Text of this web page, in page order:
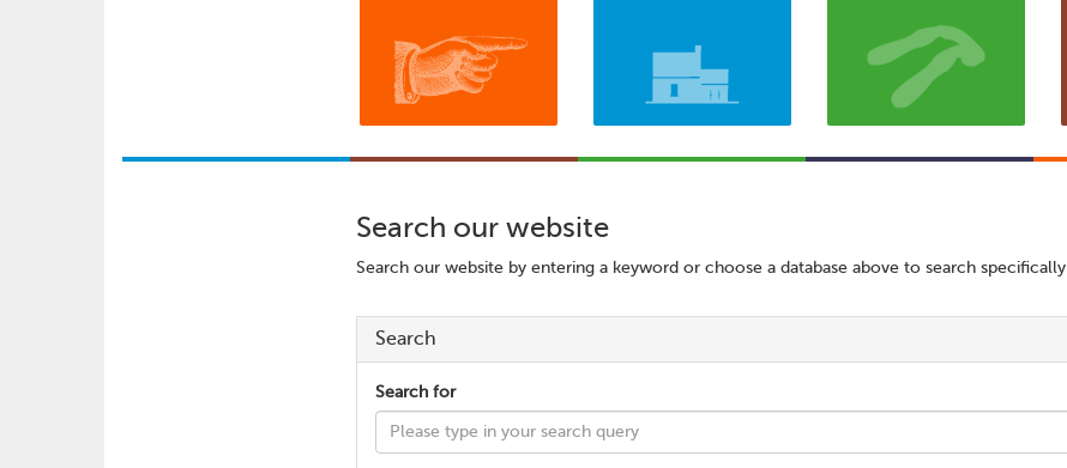
Search our website
Search our website by entering a keyword or choose a database above to search specifically.
Search
Search for